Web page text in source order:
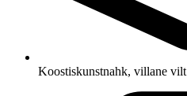
Koostiskunstnahk, villane vilt